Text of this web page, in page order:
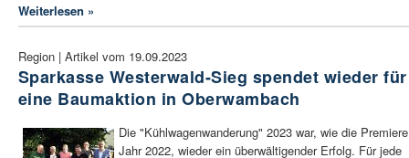
Weiterlesen »
Region | Artikel vom 19.09.2023
Sparkasse Westerwald-Sieg spendet wieder für
eine Baumaktion in Oberwambach
Die "Kühlwagenwanderung" 2023 war, wie die
Jahr 2022, wieder ein überwältigender Erfolg. Für jede